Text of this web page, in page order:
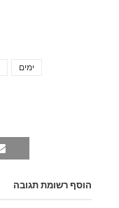
ימים
הוסף רשומת תגובה